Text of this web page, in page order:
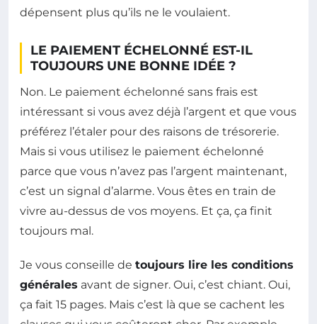
dépensent plus qu’ils ne le voulaient.
LE PAIEMENT ÉCHELONNÉ EST-IL
TOUJOURS UNE BONNE IDÉE ?
Non. Le paiement échelonné sans frais est
intéressant si vous avez déjà l’argent et que vous
préférez l’étaler pour des raisons de trésorerie.
Mais si vous utilisez le paiement échelonné
parce que vous n’avez pas l’argent maintenant,
c’est un signal d’alarme. Vous êtes en train de
vivre au-dessus de vos moyens. Et ça, ça finit
toujours mal.
Je vous conseille de toujours lire les conditions
générales avant de signer. Oui, c’est chiant. Oui,
ça fait 15 pages. Mais c’est là que se cachent les